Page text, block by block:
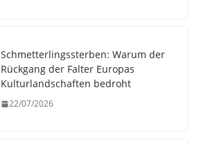
Schmetterlingssterben: Warum der
Rückgang der Falter Europas
Kulturlandschaften bedroht
22/07/2026